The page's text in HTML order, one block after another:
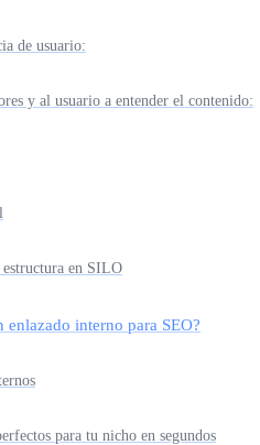
de usuario:
y al usuario a entender el contenido:
en SILO
enlazado interno para SEO?
para tu nicho en segundos